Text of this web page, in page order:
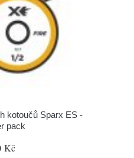
kotoučů Sparx ES -
pack
Kč